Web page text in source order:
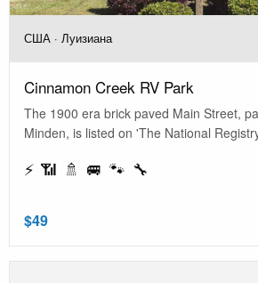
США · Луизиана
Cinnamon Creek RV Park
The 1900 era brick paved Main Street,
Minden, is listed on 'The National
⚡ 📶 🚿 🚐 🐾 🔧
$49